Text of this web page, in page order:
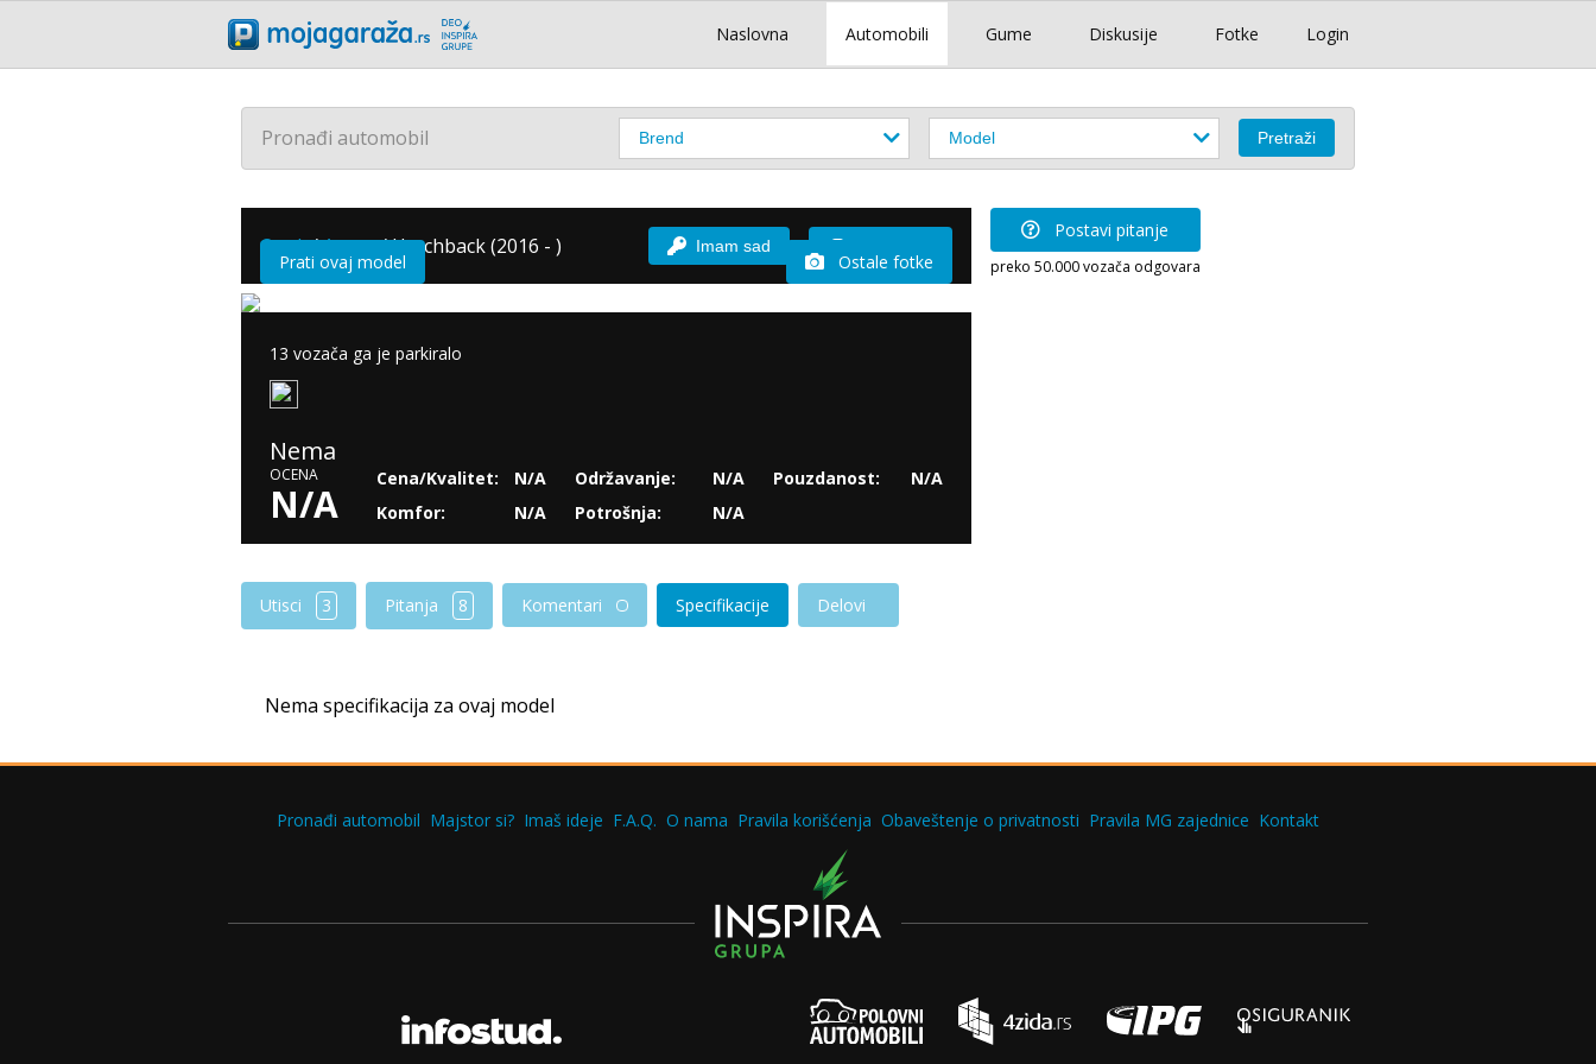
Login
Naslovna Automobili Gume Diskusije Fotke
Pronađi automobil
Opel /Astra /Hatchback (2016 - ) Imam sad
Prati ovaj model Ostale fotke
13 vozača ga je parkiralo
Nema
OCENA
N/A
Cena/Kvalitet:
N/A
Komfor:
N/A
Održavanje:
N/A
Potrošnja:
N/A
Pouzdanost: N/A
Utisci 3 Pitanja 8 Komentari Specifikacije Delovi
Nema specifikacija za ovaj model
Postavi pitanje
preko 50.000 vozača odgovara
Pronađi automobil Majstor si? Imaš ideje F.A.Q. O nama Pravila korišćenja Obaveštenje o privatnosti Pravila MG zajednice Kontakt